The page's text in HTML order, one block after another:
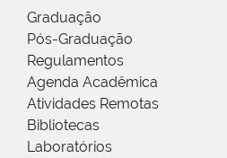
Graduação
Pós-Graduação
Regulamentos
Agenda Acadêmica
Atividades Remotas
Bibliotecas
Laboratórios